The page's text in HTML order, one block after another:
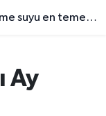
temel önceliğimiz’
Ay